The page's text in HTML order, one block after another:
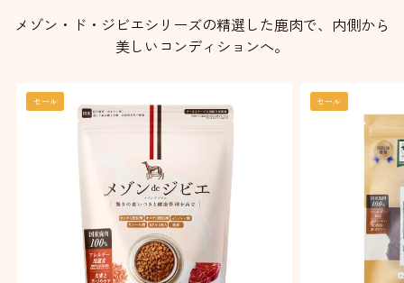
メゾン・ド・ジビエシリーズの精選した鹿肉で、内側から
美しいコンディションへ。
セール セール